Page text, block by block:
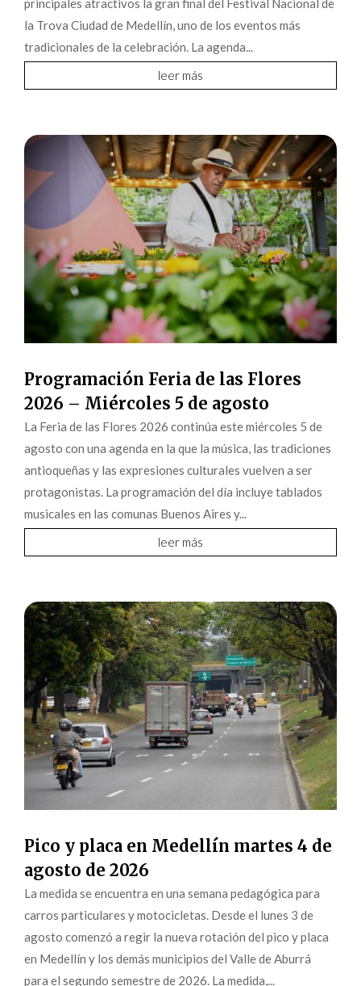
principales atractivos la gran final del Festival Nacional de
la Trova Ciudad de Medellín, uno de los eventos más
tradicionales de la celebración. La agenda...
leer más
Programación Feria de las Flores
2026 – Miércoles 5 de agosto
La Feria de las Flores 2026 continúa este miércoles 5 de
agosto con una agenda en la que la música, las tradiciones
antioqueñas y las expresiones culturales vuelven a ser
protagonistas. La programación del día incluye tablados
musicales en las comunas Buenos Aires y...
leer más
Pico y placa en Medellín martes 4 de
agosto de 2026
La medida se encuentra en una semana pedagógica para
carros particulares y motocicletas. Desde el lunes 3 de
agosto comenzó a regir la nueva rotación del pico y placa
en Medellín y los demás municipios del Valle de Aburrá
para el segundo semestre de 2026. La medida,...